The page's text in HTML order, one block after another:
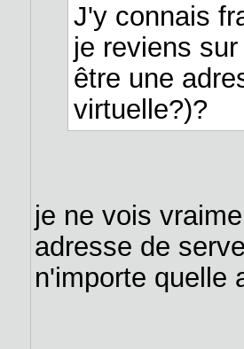
J'y connais
je reviens
être une
virtuelle?)?
je ne vois
adresse de
n'importe quelle